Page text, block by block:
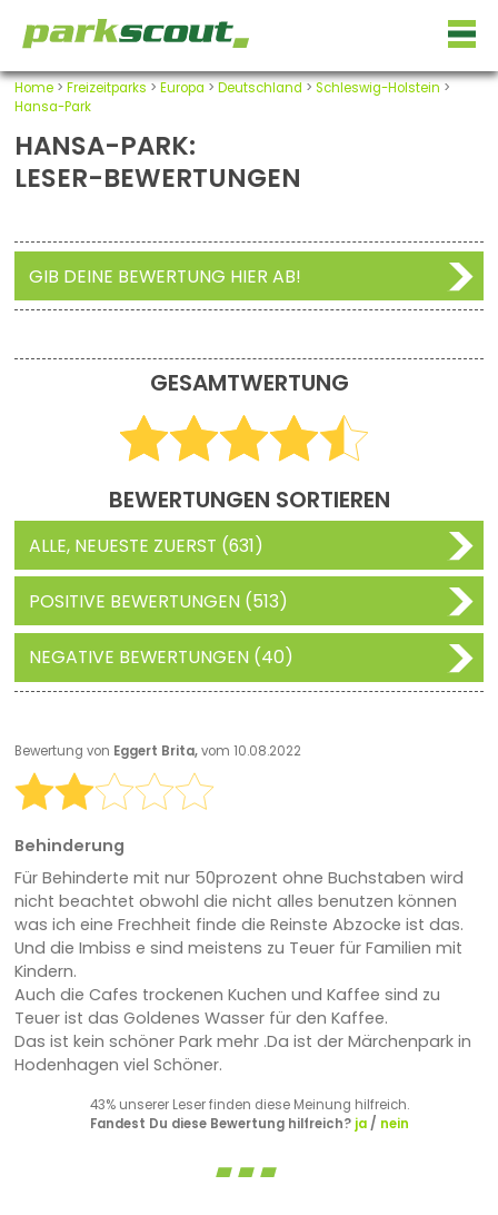
Home> Freizeitparks > Europa > Deutschland > Schleswig-Holstein >
Hansa-Park
HANSA-PARK:
LESER-BEWERTUNGEN
GIB DEINE BEWERTUNG HIER AB!
GESAMTWERTUNG
BEWERTUNGEN SORTIEREN
ALLE, NEUESTE ZUERST (631)
POSITIVE BEWERTUNGEN (513)
NEGATIVE BEWERTUNGEN (40)
Bewertung von Eggert Brita,vom 10.08.2022
Behinderung
Für Behinderte mit nur 50prozent ohne Buchstaben wird
nicht beachtet obwohl die nicht alles benutzen können
was ich eine Frechheit finde die Reinste Abzocke ist das.
Und die Imbiss e sind meistens zu Teuer für Familien mit
Kindern.
Auch die Cafes trockenen Kuchen und Kaffee sind zu
Teuer ist das Goldenes Wasser für den Kaffee.
Das ist kein schöner Park mehr .Da ist der Märchenpark in
Hodenhagen viel Schöner.
43% unserer Leser finden diese Meinung hilfreich.
Fandest Du diese Bewertung hilfreich? ja/ nein